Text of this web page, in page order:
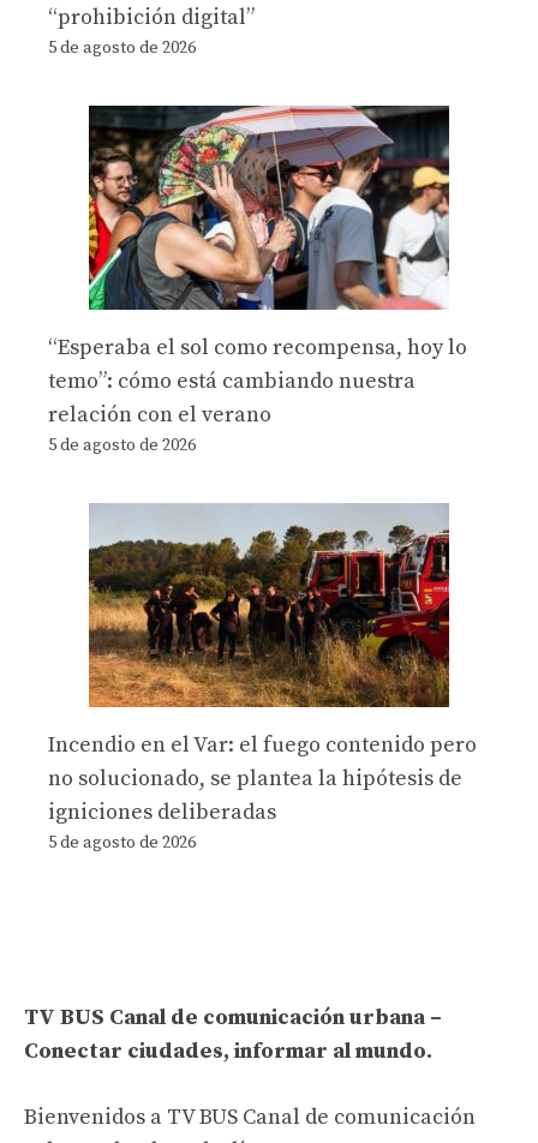
“prohibición digital”
5 de agosto de 2026
“Esperaba el sol como recompensa, hoy lo
temo”: cómo está cambiando nuestra
relación con el verano
5 de agosto de 2026
Incendio en el Var: el fuego contenido pero
no solucionado, se plantea la hipótesis de
igniciones deliberadas
5 de agosto de 2026
TV BUS Canal de comunicación urbana –
Conectar ciudades, informar al mundo.
Bienvenidos a TV BUS Canal de comunicación